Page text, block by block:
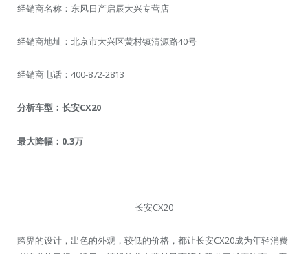
经销商名称：东风日产启辰大兴专营店
经销商地址：北京市大兴区黄村镇清源路40号
经销商电话：400-872-2813
分析车型：长安CX20
最大降幅：0.3万
长安CX20
跨界的设计，出色的外观，较低的价格，都让长安CX20成为年轻消费